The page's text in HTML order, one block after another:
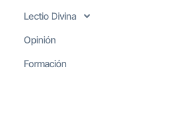
Lectio Divina
Opinión
Formación